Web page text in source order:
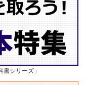
シリーズ」